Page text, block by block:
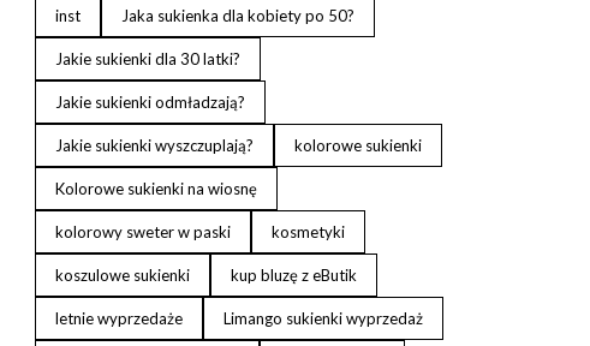
inst Jaka sukienka dla kobiety po 50?
Jakie sukienki dla 30 latki?
Jakie sukienki odmładzają?
Jakie sukienki wyszczuplają? kolorowe sukienki
Kolorowe sukienki na wiosnę
kolorowy sweter w paski kosmetyki
koszulowe sukienki kup bluzę z eButik
letnie wyprzedaże Limango sukienki wyprzedaż